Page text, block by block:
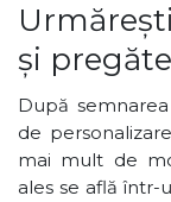
și
După
de
mai mult de
ales se află